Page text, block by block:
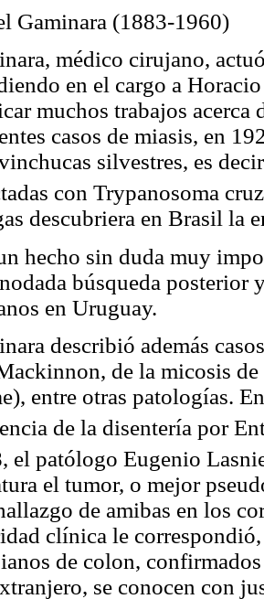
Gaminara (1883-1960)
, médico cirujano,
en el cargo a
muchos trabajos acerca
casos de miasis, en
silvestres, es
con Trypanosoma
descu­briera en Brasil la
hecho sin duda muy
búsqueda posterior
en Uruguay.
describió además
, de la micosis
), entre otras patologías.
de la disentería por
el patólogo Eugenio
el tumor, o mejor
de amibas en los
clínica le
de colon,
se conocen con